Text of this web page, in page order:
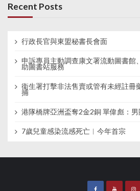
Recent Posts
行政長官與東盟秘書長會面
申訴專員主動調查康文署流動圖書館
助圖書站服務
衞生署打擊非法售賣或管有未經註冊
捕
港隊橋牌亞洲盃奪2金2銅 單偉彪：男
7歲兒童感染流感死亡︱今年首宗